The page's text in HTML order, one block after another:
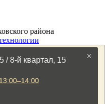
района